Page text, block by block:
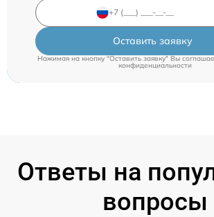
Оставить заявку
Нажимая на кнопку "Оставить заявку" Вы
конфиденциальности
Ответы на
вопросы